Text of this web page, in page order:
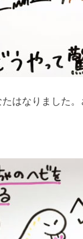
はなりました